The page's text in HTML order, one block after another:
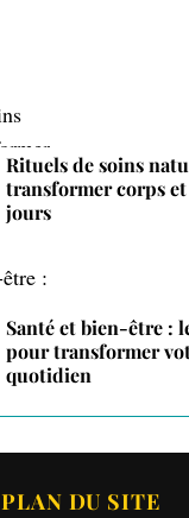
Rituels de soins
transformer corps
jours
Santé et bien-être :
pour transformer
quotidien
PLAN DU SITE